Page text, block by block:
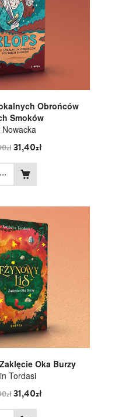
Obrońców
Smoków
31,40zł
...
Oka Burzy
Tordasi
31,40zł